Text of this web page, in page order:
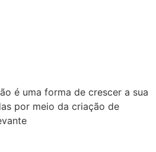
é uma forma de crescer a sua
por meio da criação de